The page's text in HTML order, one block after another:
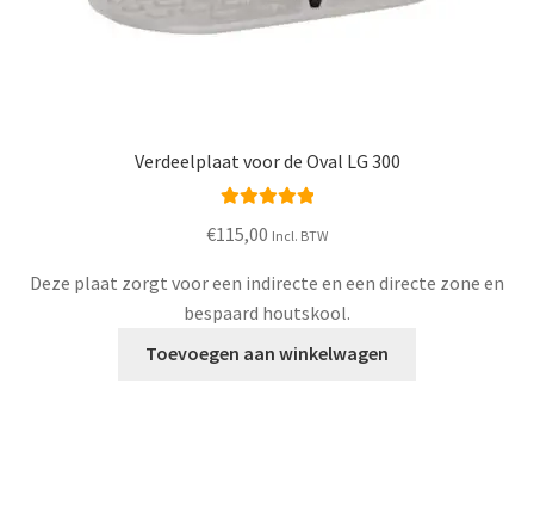
Verdeelplaat voor de Oval LG 300
5.00
€115,00 Incl. BTW
Deze plaat zorgt voor een indirecte en een directe zone en
bespaard houtskool.
Toevoegen aan winkelwagen